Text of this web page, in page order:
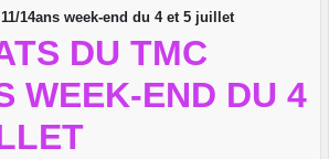
14ans week-end du 4 et 5 juillet
DU TMC
WEEK-END DU 4